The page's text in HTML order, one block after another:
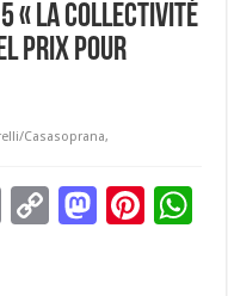
« la Collectivité
prix pour
Casasoprana,
E
C
M Pi